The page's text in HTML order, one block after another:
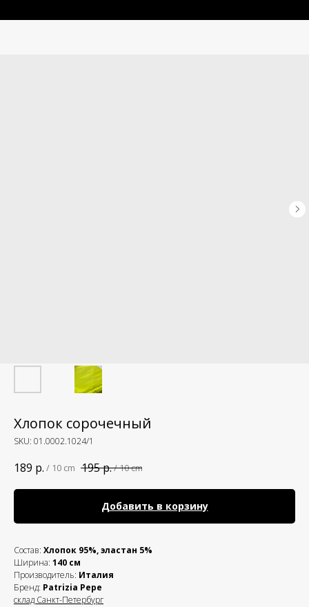
Хлопок сорочечный
SKU: 01.0002.1024/1
189 р. / 10 cm 195р./10 cm
Добавить в корзину
Состав: Хлопок 95%, эластан 5%
Ширина: 140 см
Производитель: Италия
Бренд: Patrizia Pepe
склад Санкт-Петербург